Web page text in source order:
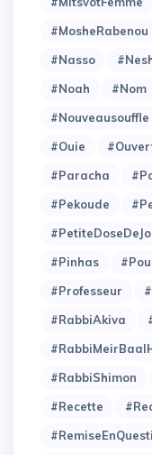
#MosheRabenou
#Nasso
#Noah
#Nom
#Nouveausouffle
#Ouie
#Paracha
#Pekoude
#Pinhas
#Professeur
#RabbiAkiva
#RabbiShimon
#Recette